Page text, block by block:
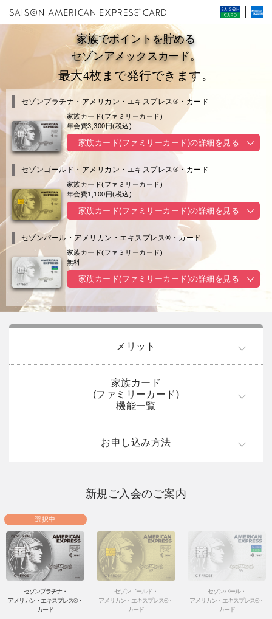
家族でポイントを貯める
セゾンアメックスカード。
最大4枚まで発行できます。
セゾンプラチナ・ アメリカン・エキスプレス®・カード
家族カード(ファミリーカード)
年会費3,300円(税込)
家族カード(ファミリーカード)の詳細を見る
セゾンゴールド・ アメリカン・エキスプレス®・カード
家族カード(ファミリーカード)
年会費1,100円(税込)
家族カード(ファミリーカード)の詳細を見る
セゾンパール・ アメリカン・エキスプレス®・カード
家族カード(ファミリーカード)
無料
家族カード(ファミリーカード)の詳細を見る
メリット
家族カード
(ファミリーカード)
機能一覧
お申し込み方法
新規ご入会のご案内
セゾンプラチナ・
アメリカン・エキスプレス®・
カード
セゾンゴールド・
アメリカン・エキスプレス®・
カード
セゾンパール・
アメリカン・エキスプレス®・
カード